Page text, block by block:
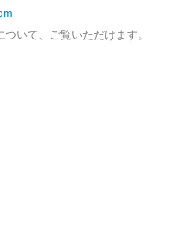
いて、ご覧いただけます。